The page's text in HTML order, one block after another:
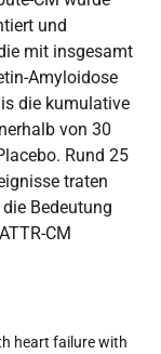
und
mit insgesamt
Amyloidose
die kumulative
von 30
Rund 25
traten
Bedeutung
CM
heart failure with